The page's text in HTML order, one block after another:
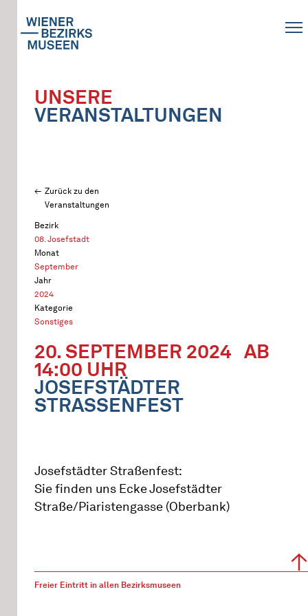
UNSERE
VERANSTALTUNGEN
Zurück zu den
Veranstaltungen
Bezirk
08. Josefstadt
Monat
September
Jahr
2024
Kategorie
Sonstiges
20. SEPTEMBER 2024 AB
14:00 UHR
JOSEFSTÄDTER
STRASSENFEST
Josefstädter Straßenfest:
Sie finden uns Ecke Josefstädter
Straße/Piaristengasse (Oberbank)
Freier Eintritt in allen Bezirksmuseen